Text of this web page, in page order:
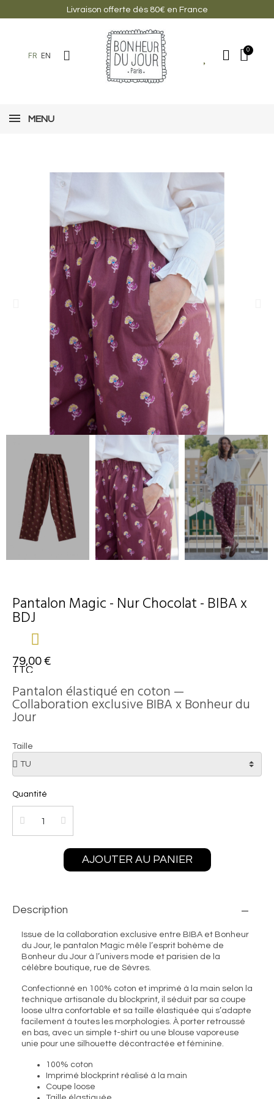
Livraison offerte dès 80€ en France
FR EN
MENU
Pantalon Magic - Nur Chocolat - BIBA x
BDJ
79,00 €
TTC
Pantalon élastiqué en coton —
Collaboration exclusive BIBA x Bonheur du
Jour
Taille
Quantité
AJOUTER AU PANIER
Description
Issue de la collaboration exclusive entre BIBA et Bonheur
du Jour, le pantalon Magic mêle l’esprit bohème de
Bonheur du Jour à l’univers mode et parisien de la
célèbre boutique, rue de Sèvres.
Confectionné en 100% coton et imprimé à la main selon la
technique artisanale du blockprint, il séduit par sa coupe
loose ultra confortable et sa taille élastiquée qui s’adapte
facilement à toutes les morphologies. À porter retroussé
en bas, avec un simple t-shirt ou une blouse vaporeuse
unie pour une silhouette décontractée et féminine.
100% coton
Imprimé blockprint réalisé à la main
Coupe loose